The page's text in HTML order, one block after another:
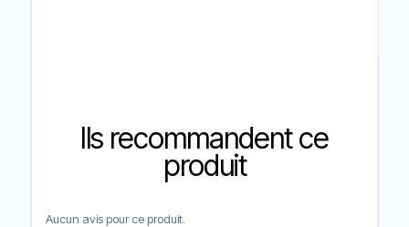
Ils recommandent ce
produit
Aucun avis pour ce produit.